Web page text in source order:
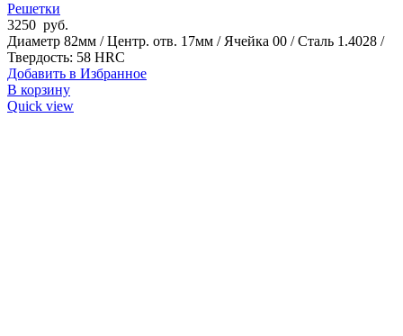
Решетки
3250 руб.
Диаметр 82мм / Центр. отв. 17мм / Ячейка 00 / Сталь 1.4028 /
Твердость: 58 HRC
Добавить в Избранное
В корзину
Quick view